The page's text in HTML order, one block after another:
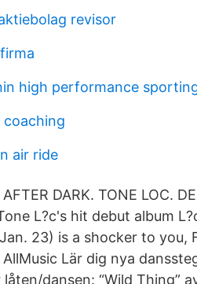
revisor
high performance
coaching
air ride
AFTER DARK. TONE LOC.
L?c's hit debut album
23) is a shocker to
Lär dig nya
dansen: “Wild Thing”